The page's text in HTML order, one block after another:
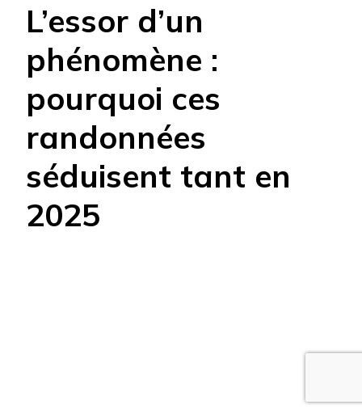
L’essor d’un
phénomène :
pourquoi ces
randonnées
séduisent tant en
2025